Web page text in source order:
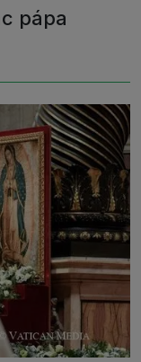
pápa